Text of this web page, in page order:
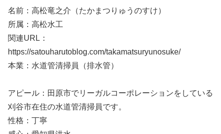
名前：高松竜之介（たかまつりゅうのすけ）
所属：高松水工
関連URL：
https://satouharutoblog.com/takamatsuryunosuke/
本業：水道管清掃員（排水管）
アピール：田原市でリーガルコーポレーションをしている
刈谷市在住の水道管清掃員です。
性格：丁寧